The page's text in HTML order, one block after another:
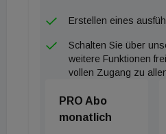
Erstellen eines
Schalten Sie über
weitere Funktionen
vollen Zugang zu
PRO Abo
monatlich